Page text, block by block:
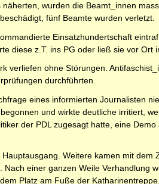
wurden die Beamt_innen
fünf Beamte wurden verletzt.
Einsatzhundertschaft
diese z.T. ins PG oder ließ sie vor Ort
verliefen ohne Störungen.
durchführten.
eines informierten Journalisten
und wirkte deutliche irritiert,
der PDL zugesagt hatte, eine
Weitere kamen mit
einer ganzen Weile Verhandlung
Platz am Fuße der